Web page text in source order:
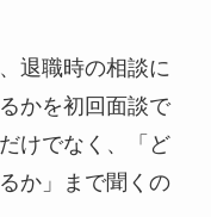
退職時の相談に
かを初回面談で
けでなく、「ど
か」まで聞くの